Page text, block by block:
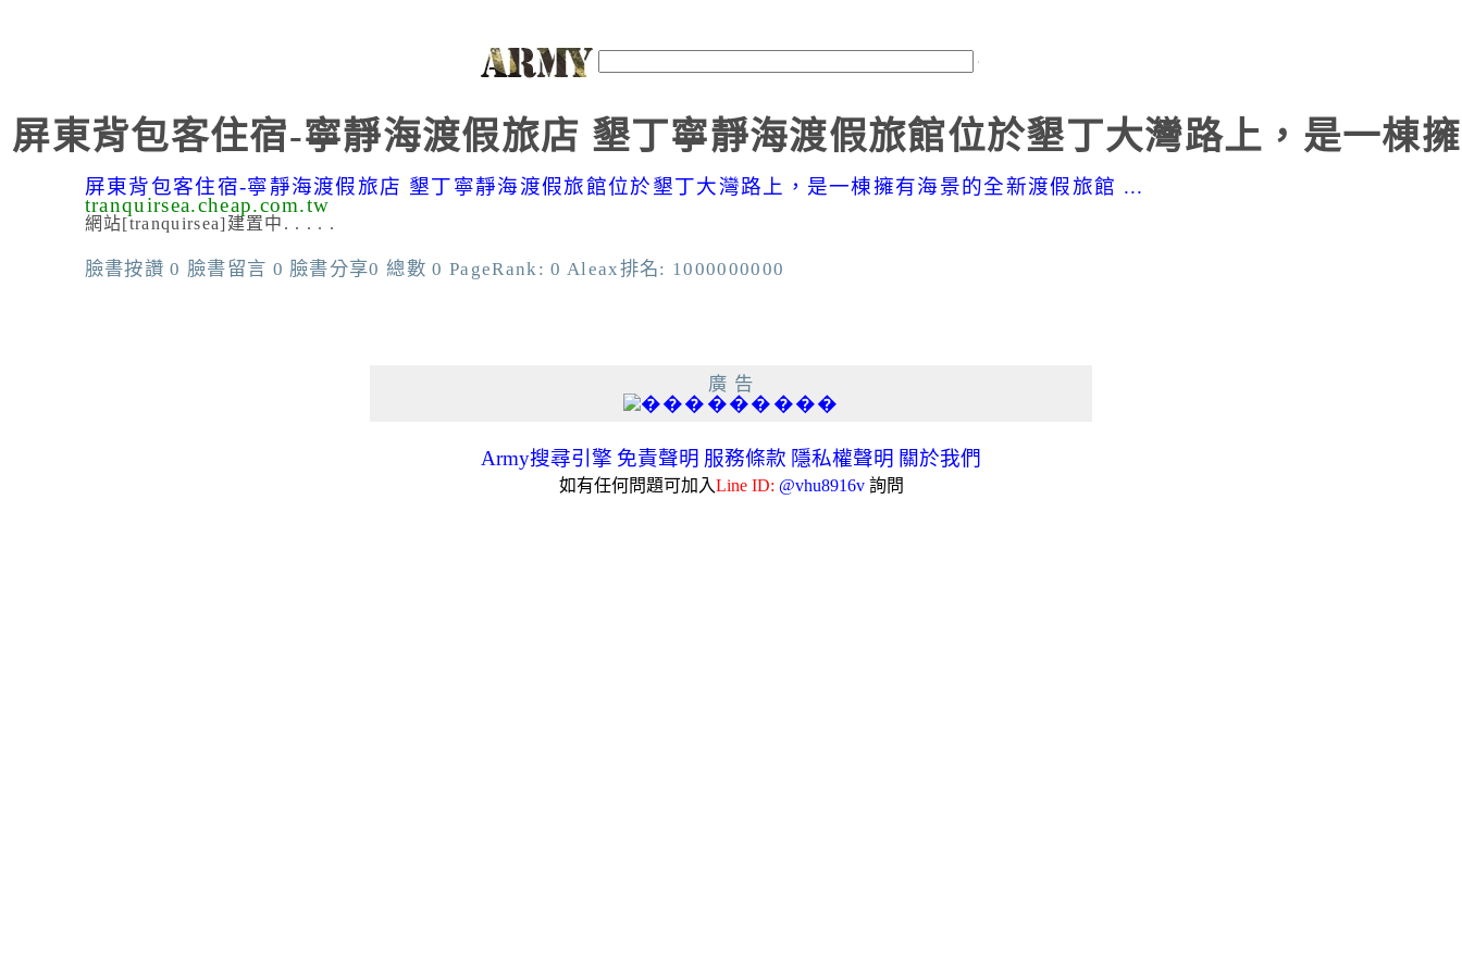
屏東背包客住宿-寧靜海渡假旅店 墾丁寧靜海渡假旅館位於墾丁大灣路上，是一棟
屏東背包客住宿-寧靜海渡假旅店 墾丁寧靜海渡假旅館位於墾丁大灣路上，是一棟擁有海景的全新渡假旅館 ...
tranquirsea.cheap.com.tw
網站[tranquirsea]建置中. . . . .
臉書按讚 0 臉書留言 0 臉書分享0 總數 0 PageRank: 0 Aleax排名: 1000000000
廣 告
Army搜尋引擎 免責聲明 服務條款 隱私權聲明 關於我們
如有任何問題可加入Line ID: @vhu8916v詢問